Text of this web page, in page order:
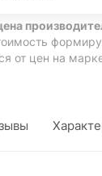
от цен на